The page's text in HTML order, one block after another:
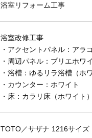
浴室リフォーム工事
浴室改修工事
・アクセントパネル：アラ
・周辺パネル：プリエホワ
・浴槽：ゆるリラ浴槽（ホ
・カウンター：ホワイト
・床：カラリ床（ホワイト）
TOTO／サザナ 1216サイズ